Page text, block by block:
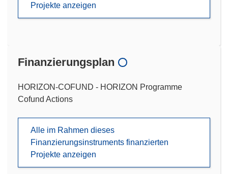
Projekte anzeigen
Finanzierungsplan
HORIZON-COFUND - HORIZON Programme
Cofund Actions
Alle im Rahmen dieses
Finanzierungsinstruments finanzierten
Projekte anzeigen